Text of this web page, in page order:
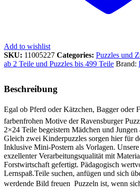
Add to wishlist
SKU: 11005227 Categories: Puzzles und
ab 2 Teile und Puzzles bis 499 Teile Brand:
Beschreibung
Egal ob Pferd oder Kätzchen, Bagger oder
farbenfrohen Motive der Ravensburger
2×24 Teile begeistern Mädchen und Jungen
Gleich zwei Kinderpuzzles sorgen hier für
Inklusive Mini-Postern als Vorlagen.
exzellenter Verarbeitungsqualität mit
Forstwirtschaft gefertigt. Pädagogisch
Lernspaß.Teile suchen, anfügen und sich
werdende Bild freuen  Puzzeln ist, wenn